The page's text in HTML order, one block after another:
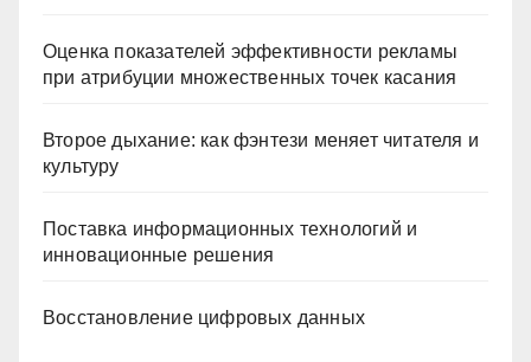
Оценка показателей эффективности рекламы
при атрибуции множественных точек касания
Второе дыхание: как фэнтези меняет читателя и
культуру
Поставка информационных технологий и
инновационные решения
Восстановление цифровых данных